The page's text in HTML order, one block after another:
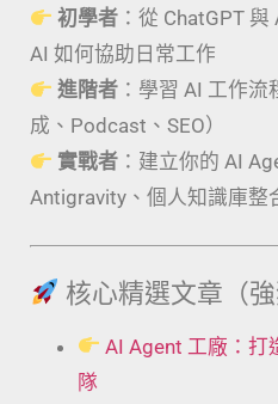
初學者 ：從 ChatGPT
AI 如何協助日常工作
進階者 ：學習 AI 工作
成、Podcast、SEO）
實戰者 ：建立你的 AI
Antigravity、個人知識庫整
核心精選文章（強
AI Agent 工廠：打
隊